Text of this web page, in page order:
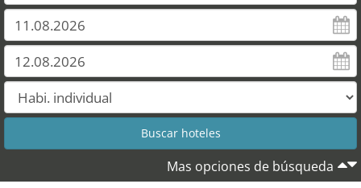
Mas opciones de búsqueda